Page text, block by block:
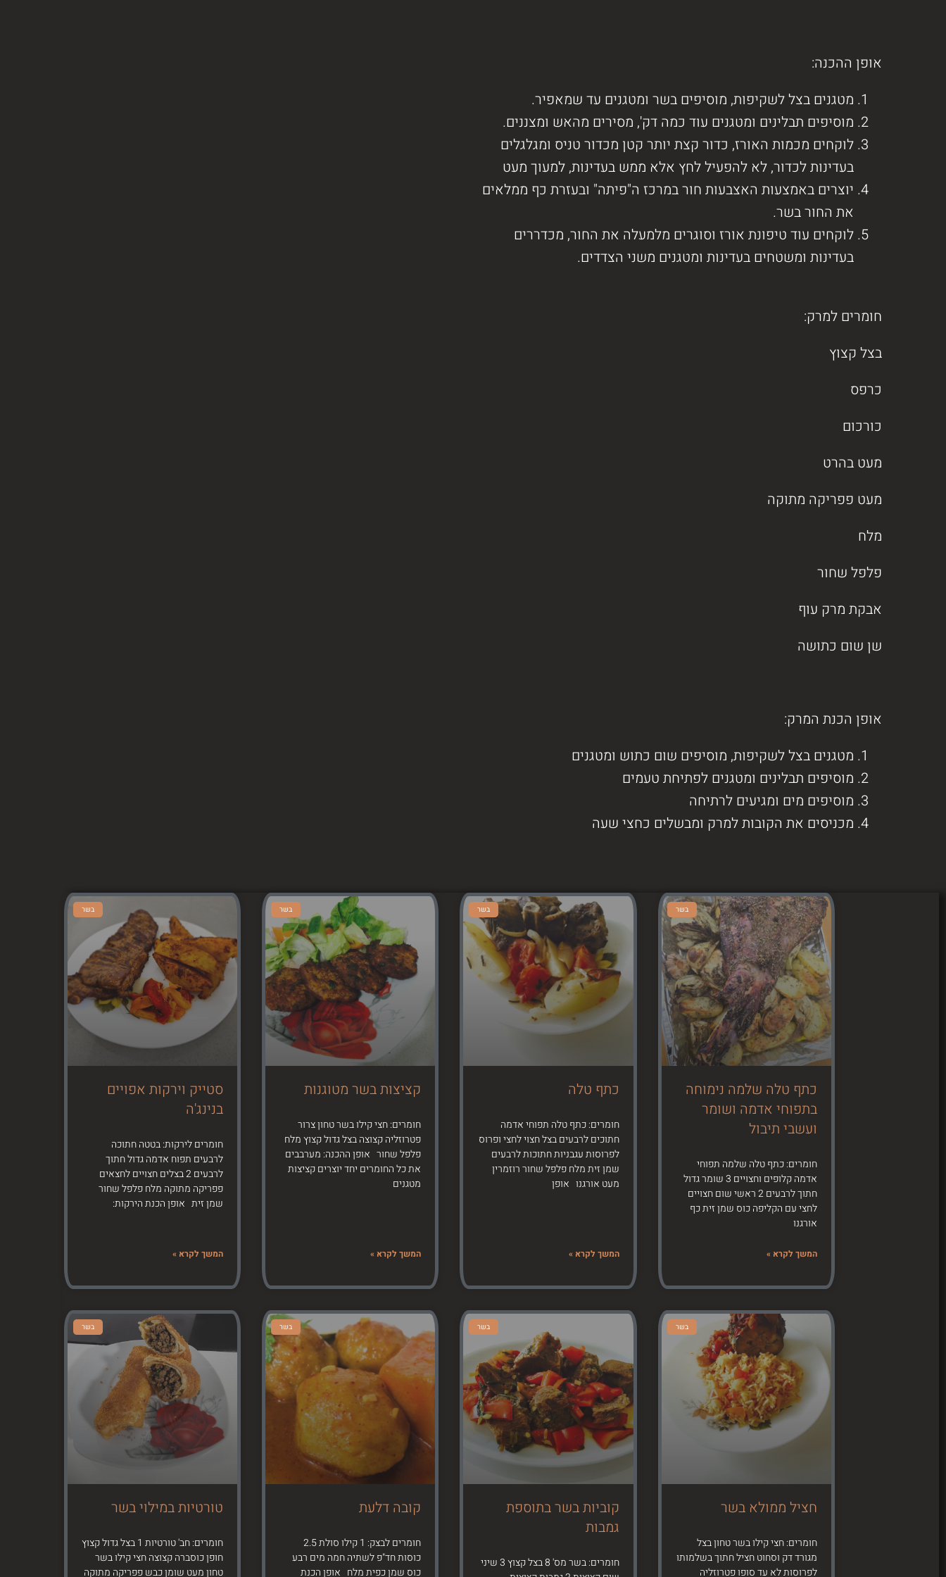
אופן ההכנה:
מטגנים בצל לשקיפות, מוסיפים בשר ומטגנים עד שמאפיר.
מוסיפים תבלינים ומטגנים עוד כמה דק', מסירים מהאש ומצננים.
לוקחים מכמות האורז, כדור קצת יותר קטן מכדור טניס ומגלגלים
בעדינות לכדור, לא להפעיל לחץ אלא ממש בעדינות, למעוך מעט
יוצרים באמצעות האצבעות חור במרכז ה"פיתה" ובעזרת כף ממלאים
את החור בשר.
לוקחים עוד טיפונת אורז וסוגרים מלמעלה את החור, מכדררים
בעדינות ומשטחים בעדינות ומטגנים משני הצדדים.
חומרים למרק:
בצל קצוץ
כרפס
כורכום
מעט בהרט
מעט פפריקה מתוקה
מלח
פלפל שחור
אבקת מרק עוף
שן שום כתושה
אופן הכנת המרק:
מטגנים בצל לשקיפות, מוסיפים שום כתוש ומטגנים
מוסיפים תבלינים ומטגנים לפתיחת טעמים
מוסיפים מים ומגיעים לרתיחה
מכניסים את הקובות למרק ומבשלים כחצי שעה
בשר
כתף טלה שלמה נימוחה
בתפוחי אדמה ושומר
ועשבי תיבול
חומרים: כתף טלה שלמה תפוחי
אדמה קלופים וחצויים 3 שומר גדול
חתוך לרבעים 2 ראשי שום חצויים
לחצי עם הקליפה כוס שמן זית כף
אורגנו
המשך לקרא »
בשר
כתף טלה
חומרים: כתף טלה תפוחי אדמה
חתוכים לרבעים בצל חצוי לחצי ופרוס
לפרוסות עגבניות חתוכות לרבעים
שמן זית מלח פלפל שחור רוזמרין
מעט אורגנו אופן
המשך לקרא »
בשר
קציצות בשר מטוגנות
חומרים: חצי קילו בשר טחון צרור
פטרוזליה קצוצה בצל גדול קצוץ מלח
פלפל שחור אופן ההכנה: מערבבים
את כל החומרים יחד יוצרים קציצות
מטגנים
המשך לקרא »
בשר
סטייק וירקות אפויים
בנינג'ה
חומרים לירקות: בטטה חתוכה
לרבעים תפוח אדמה גדול חתוך
לרבעים 2 בצלים חצויים לחצאים
פפריקה מתוקה מלח פלפל שחור
שמן זית אופן הכנת הירקות:
המשך לקרא »
בשר
חציל ממולא בשר
חומרים: חצי קילו בשר טחון בצל
מגורד דק וסחוט חציל חתוך בשלמותו
לפרוסות לא עד סופו פטרוזליה
בשר
קוביות בשר בתוספת
גמבות
חומרים: בשר מס' 8 בצל קצוץ 3 שיני
בשר
קובה דלעת
חומרים לבצק: 1 קילו סולת 2.5
כוסות חד"פ לשתיה חמה מים רבע
כוס שמן כפית מלח אופן הכנת
בשר
טורטיות במילוי בשר
חומרים: חב' טורטיות 1 בצל גדול קצוץ
חופן כוסברה קצוצה חצי קילו בשר
טחון מעט שומן כבש פפריקה מתוקה